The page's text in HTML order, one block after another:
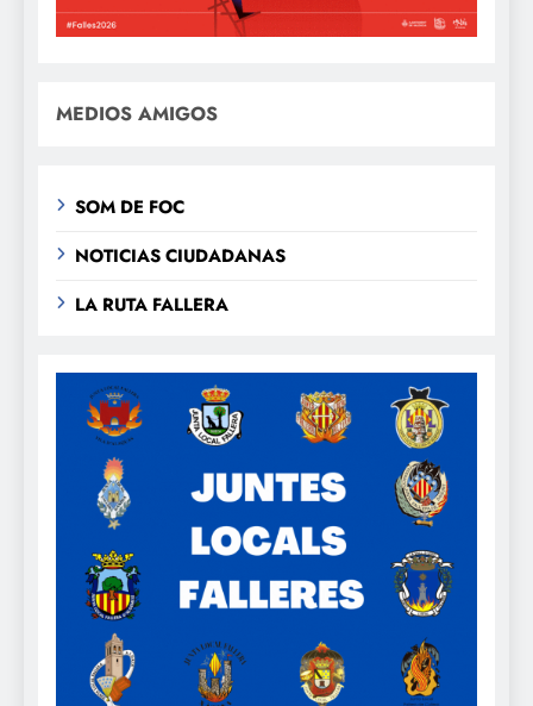
MEDIOS AMIGOS
SOM DE FOC
NOTICIAS CIUDADANAS
LA RUTA FALLERA